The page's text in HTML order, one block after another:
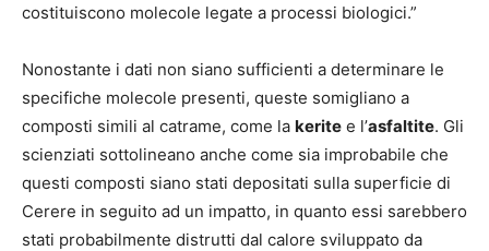
costituiscono molecole legate a processi biologici.”
Nonostante i dati non siano sufficienti a determinare le
specifiche molecole presenti, queste somigliano a
composti simili al catrame, come la kerite e l’asfaltite. Gli
scienziati sottolineano anche come sia improbabile che
questi composti siano stati depositati sulla superficie di
Cerere in seguito ad un impatto, in quanto essi sarebbero
stati probabilmente distrutti dal calore sviluppato da